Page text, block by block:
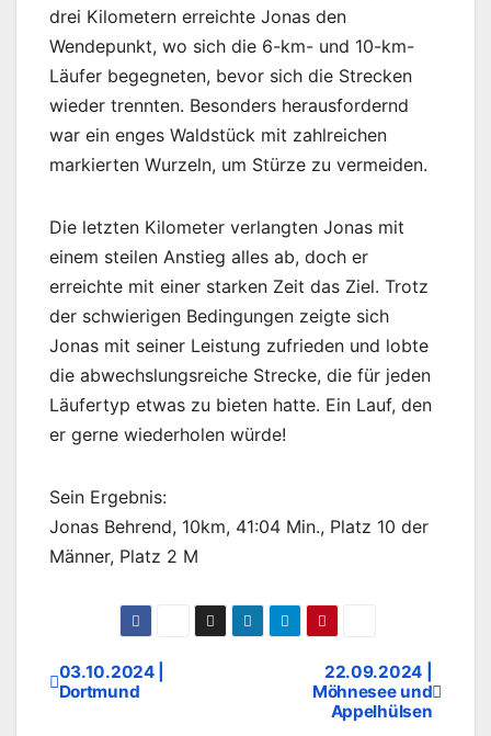
drei Kilometern erreichte Jonas den
Wendepunkt, wo sich die 6-km- und 10-km-
Läufer begegneten, bevor sich die Strecken
wieder trennten. Besonders herausfordernd
war ein enges Waldstück mit zahlreichen
markierten Wurzeln, um Stürze zu vermeiden.
Die letzten Kilometer verlangten Jonas mit
einem steilen Anstieg alles ab, doch er
erreichte mit einer starken Zeit das Ziel. Trotz
der schwierigen Bedingungen zeigte sich
Jonas mit seiner Leistung zufrieden und lobte
die abwechslungsreiche Strecke, die für jeden
Läufertyp etwas zu bieten hatte. Ein Lauf, den
er gerne wiederholen würde!
Sein Ergebnis:
Jonas Behrend, 10km, 41:04 Min., Platz 10 der
Männer, Platz 2 M
Beitragsnavigation22.09.2024 |
Möhnesee und
Appelhülsen
03.10.2024 |
Dortmund